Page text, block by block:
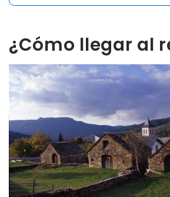
¿Cómo llegar al